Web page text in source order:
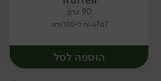
90 גרם
47.67 ₪ ל-100 גרם
הוספה לסל